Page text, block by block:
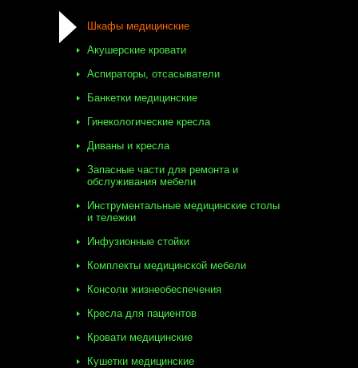
Шкафы медицинские
Акушерские кровати
Аспираторы, отсасыватели
Банкетки медицинские
Гинекологические кресла
Диваны и кресла
Запасные части для ремонта и
обслуживания мебели
Инструментальные медицинские столы
и тележки
Инфузионные стойки
Комплекты медицинской мебели
Консоли жизнеобеспечения
Кресла для пациентов
Кровати медицинские
Кушетки медицинские